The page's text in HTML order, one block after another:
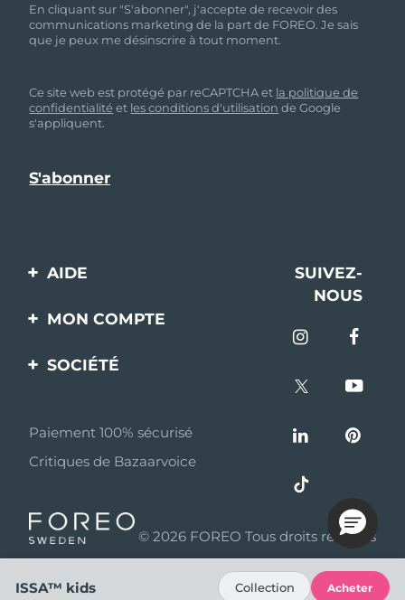
En cliquant sur "S'abonner", j'accepte de recevoir des
communications marketing de la part de FOREO. Je sais
que je peux me désinscrire à tout moment.
Ce site web est protégé par reCAPTCHA et la politique de
confidentialité et les conditions d'utilisation de Google
s'appliquent.
AIDE
Contactez-nous
livraisons
Questions et réponses
Informations sur la
SUIVEZ-
NOUS
MON COMPTE
Enregistrement produit
SOCIÉTÉ
Programme d’affiliation
Nouvelles d'affiliation
Partenaires
distributeurs
Conditions d'utilisation
Paiement 100% sécurisé
Critiques de Bazaarvoice
© 2026 FOREO Tous droits réservés
ISSA™ kids Collection Acheter